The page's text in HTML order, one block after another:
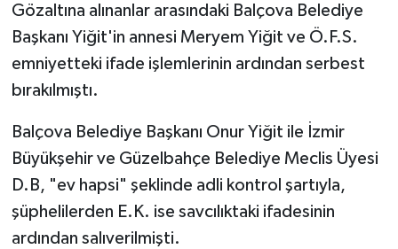
Gözaltına alınanlar arasındaki Balçova Belediye
Başkanı Yiğit'in annesi Meryem Yiğit ve Ö.F.S.
emniyetteki ifade işlemlerinin ardından serbest
bırakılmıştı.
Balçova Belediye Başkanı Onur Yiğit ile İzmir
Büyükşehir ve Güzelbahçe Belediye Meclis Üyesi
D.B, "ev hapsi" şeklinde adli kontrol şartıyla,
şüphelilerden E.K. ise savcılıktaki ifadesinin
ardından salıverilmişti.